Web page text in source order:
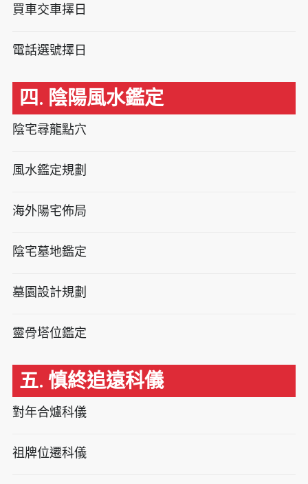
買車交車擇日
電話選號擇日
四. 陰陽風水鑑定
陰宅尋龍點穴
風水鑑定規劃
海外陽宅佈局
陰宅墓地鑑定
墓園設計規劃
靈骨塔位鑑定
五. 慎終追遠科儀
對年合爐科儀
祖牌位遷科儀